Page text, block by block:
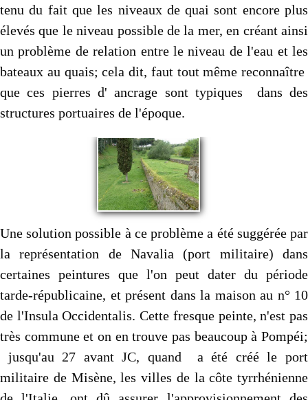
tenu du fait que les niveaux de quai sont encore plus
élevés que le niveau possible de la mer, en créant ainsi
un problème de relation entre le niveau de l'eau et les
bateaux au quais; cela dit, faut tout même reconnaître
que ces pierres d' ancrage sont typiques dans des
structures portuaires de l'époque.
Une solution possible à ce problème a été suggérée par
la représentation de Navalia (port militaire) dans
certaines peintures que l'on peut dater du période
tarde-républicaine, et présent dans la maison au n° 10
de l'Insula Occidentalis. Cette fresque peinte, n'est pas
très commune et on en trouve pas beaucoup à Pompéi;
jusqu'au 27 avant JC, quand a été créé le port
militaire de Misène, les villes de la côte tyrrhénienne